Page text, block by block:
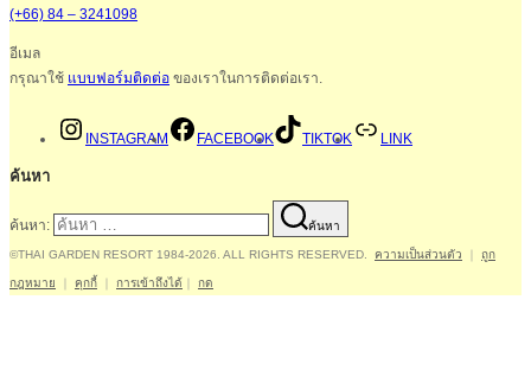
(+66) 84 – 3241098
อีเมล
กรุณาใช้ แบบฟอร์มติดต่อ ของเราในการติดต่อเรา.
INSTAGRAM FACEBOOK TIKTOK LINK
ค้นหา
ค้นหา: ค้นหา
©THAI GARDEN RESORT 1984-2026. ALL RIGHTS RESERVED. ความเป็นส่วนตัว ถูก
กฎหมาย คุกกี้ การเข้าถึงได้ กด